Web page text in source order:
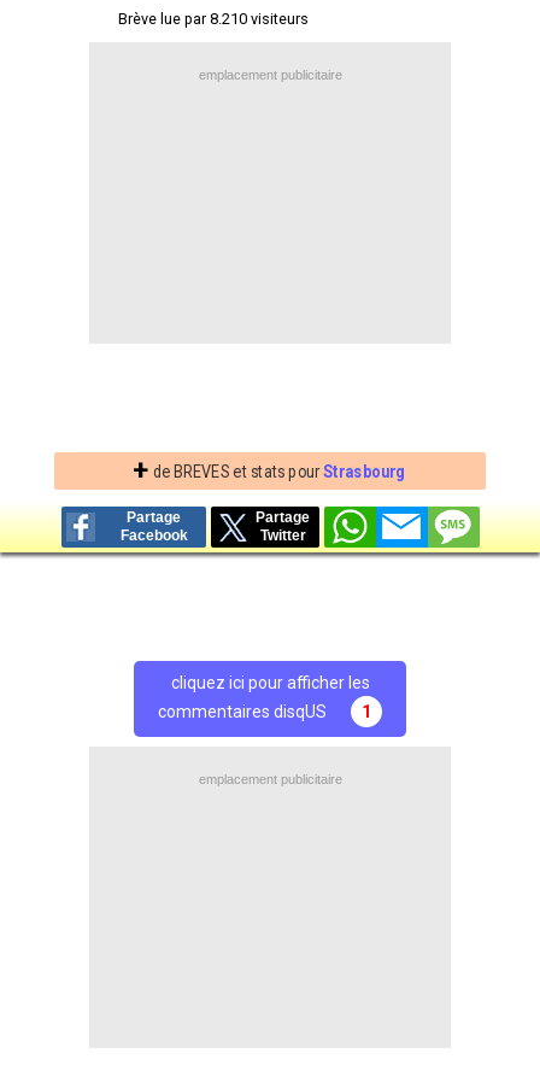
Brève lue par 8.210 visiteurs
emplacement publicitaire
+ de BREVES et stats pourStrasbourg
Partage
Facebook
Partage
Twitter
cliquez ici pour afficher les
commentaires disqUS
1
emplacement publicitaire
Contact / Signaler un bug